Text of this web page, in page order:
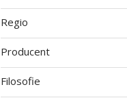
Regio
Producent
Filosofie